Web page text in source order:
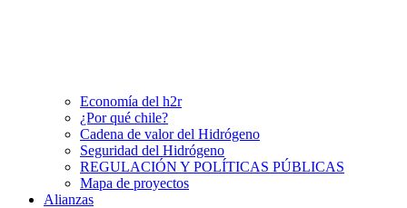
Economía del h2r
¿Por qué chile?
Cadena de valor del Hidrógeno
Seguridad del Hidrógeno
REGULACIÓN Y POLÍTICAS PÚBLICAS
Mapa de proyectos
Alianzas